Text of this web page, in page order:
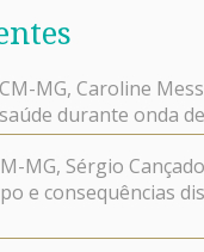
MG, Caroline
durante onda
MG, Sérgio
e consequências